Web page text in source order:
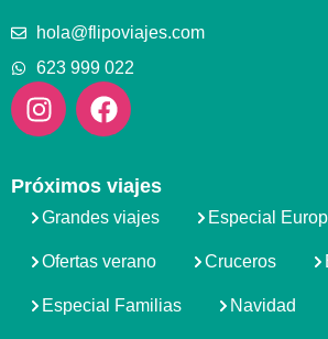
hola@flipoviajes.com
623 999 022
Próximos viajes
Grandes viajes Especial
Ofertas verano Cruceros
Especial Familias Navidad